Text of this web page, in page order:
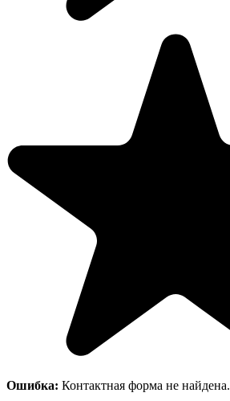
Ошибка: Контактная форма не найдена.